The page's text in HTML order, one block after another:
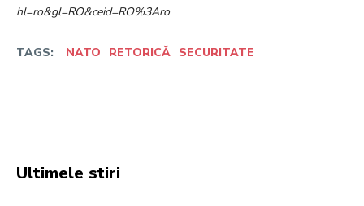
hl=ro&gl=RO&ceid=RO%3Aro
TAGS: NATO RETORICĂ SECURITATE
Ultimele stiri